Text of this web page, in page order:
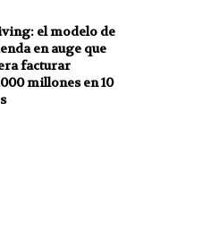
el modelo de
en auge que
facturar
millones en 10